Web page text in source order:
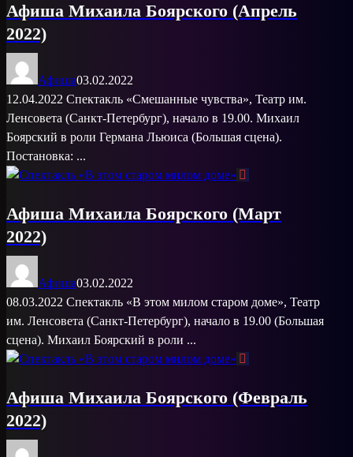
Афиша Михаила Боярского (Апрель
2022)
Афиша03.02.2022
12.04.2022 Спектакль «Смешанные чувства», Театр им.
Ленсовета (Санкт-Петербург), начало в 19.00. Михаил
Боярский в роли Германа Льюиса (Большая сцена).
Постановка: ...
Афиша Михаила Боярского (Март
2022)
Афиша03.02.2022
08.03.2022 Спектакль «В этом милом старом доме», Театр
им. Ленсовета (Санкт-Петербург), начало в 19.00 (Большая
сцена). Михаил Боярский в роли ...
Афиша Михаила Боярского (Февраль
2022)